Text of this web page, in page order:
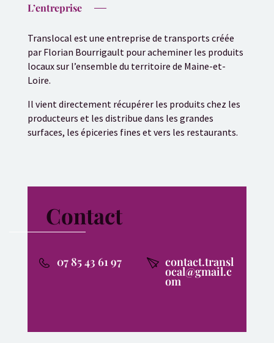
L’entreprise
Translocal est une entreprise de transports créée
par Florian Bourrigault pour acheminer les produits
locaux sur l’ensemble du territoire de Maine-et-
Loire.
Il vient directement récupérer les produits chez les
producteurs et les distribue dans les grandes
surfaces, les épiceries fines et vers les restaurants.
Contact
07 85 43 61 97 contact.transl
ocal@gmail.c
om